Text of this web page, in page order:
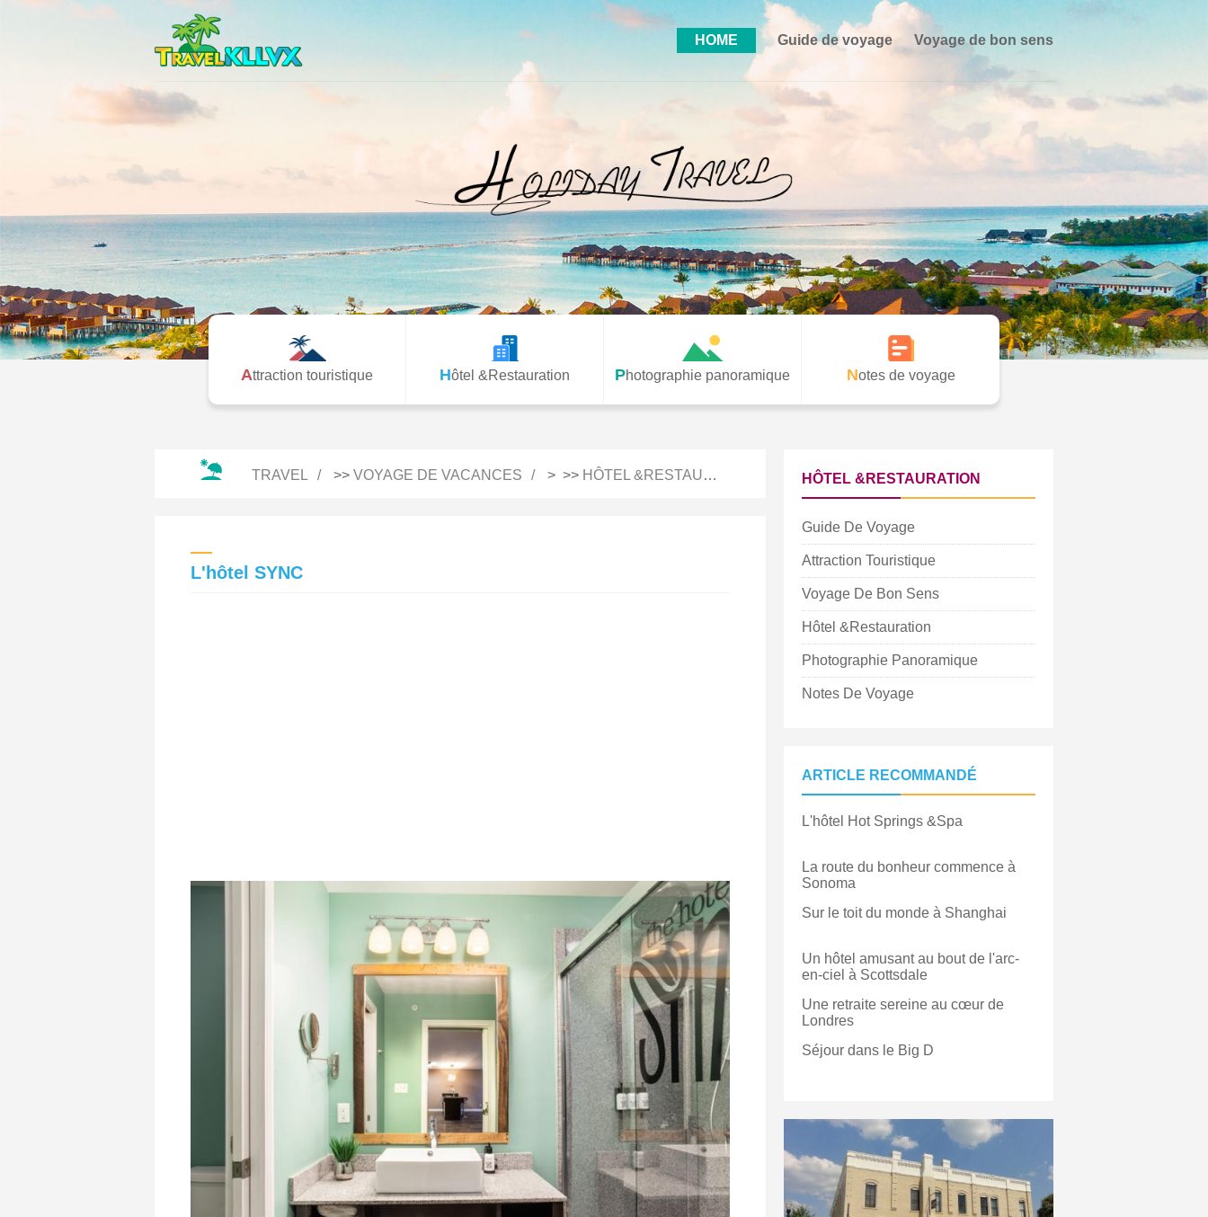
HOME Guide de voyage Voyage de bon sens
Attraction touristique Hôtel &Restauration Photographie panoramique Notes de voyage
TRAVEL >> VOYAGE DE VACANCES > >> HÔTEL &RESTAURATION
L'hôtel SYNC
HÔTEL &RESTAURATION
Guide De Voyage
Attraction Touristique
Voyage De Bon Sens
Hôtel &Restauration
Photographie Panoramique
Notes De Voyage
ARTICLE RECOMMANDÉ
L'hôtel Hot Springs &Spa
La route du bonheur commence à
Sonoma
Sur le toit du monde à Shanghai
Un hôtel amusant au bout de l'arc-
en-ciel à Scottsdale
Une retraite sereine au cœur de
Londres
Séjour dans le Big D